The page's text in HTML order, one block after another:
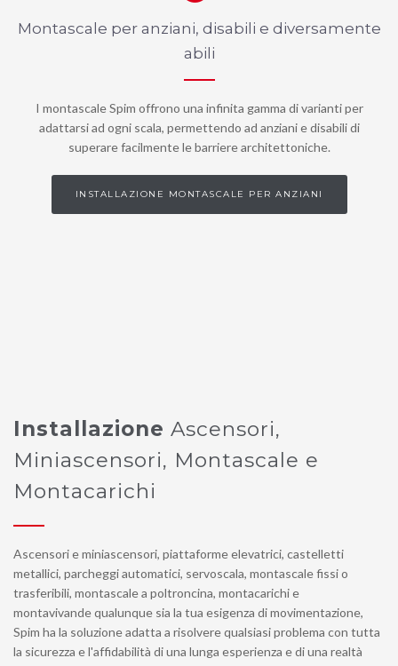
Montascale per anziani, disabili e diversamente
abili
I montascale Spim offrono una infinita gamma di varianti per
adattarsi ad ogni scala, permettendo ad anziani e disabili di
superare facilmente le barriere architettoniche.
INSTALLAZIONE MONTASCALE PER ANZIANI
Installazione Ascensori,
Miniascensori, Montascale e
Montacarichi
Ascensori e miniascensori, piattaforme elevatrici, castelletti
metallici, parcheggi automatici, servoscala, montascale fissi o
trasferibili, montascale a poltroncina, montacarichi e
montavivande qualunque sia la tua esigenza di movimentazione,
Spim ha la soluzione adatta a risolvere qualsiasi problema con tutta
la sicurezza e l'affidabilità di una lunga esperienza e di una realtà